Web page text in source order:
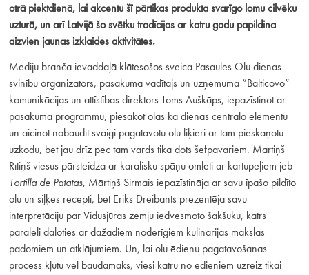
otrā piektdienā, lai akcentu šī pārtikas produkta svarīgo lomu cilvēku
uzturā, un arī Latvijā šo svētku tradīcijas ar katru gadu papildina
aizvien jaunas izklaides aktivitātes.
Mediju branča ievaddaļā klātesošos sveica Pasaules Olu dienas
svinību organizators, pasākuma vadītājs un uzņēmuma “Balticovo”
komunikācijas un attīstības direktors Toms Auškāps, iepazīstinot ar
pasākuma programmu, piesakot olas kā dienas centrālo elementu
un aicinot nobaudīt svaigi pagatavotu olu liķieri ar tam pieskaņotu
uzkodu, bet jau drīz pēc tam vārds tika dots šefpavāriem. Mārtiņš
Rītiņš viesus pārsteidza ar karalisku spāņu omleti ar kartupeļiem jeb
Tortilla de Patatas, Mārtiņš Sirmais iepazīstināja ar savu īpašo pildīto
olu un siļķes recepti, bet Ēriks Dreibants prezentēja savu
interpretāciju par Vidusjūras zemju iedvesmoto šakšuku, katrs
paralēli daloties ar dažādiem noderīgiem kulinārijas mākslas
padomiem un atklājumiem. Un, lai olu ēdienu pagatavošanas
process kļūtu vēl baudāmāks, viesi katru no ēdieniem uzreiz tikai